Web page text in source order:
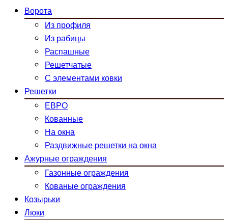
Ворота
Из профиля
Из рабицы
Распашные
Решетчатые
С элементами ковки
Решетки
ЕВРО
Кованные
На окна
Раздвижные решетки на окна
Ажурные ограждения
Газонные ограждения
Кованые ограждения
Козырьки
Люки